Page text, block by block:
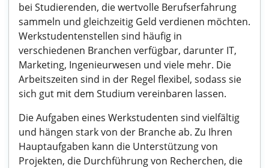
bei Studierenden, die wertvolle Berufserfahrung
sammeln und gleichzeitig Geld verdienen möchten.
Werkstudentenstellen sind häufig in
verschiedenen Branchen verfügbar, darunter IT,
Marketing, Ingenieurwesen und viele mehr. Die
Arbeitszeiten sind in der Regel flexibel, sodass sie
sich gut mit dem Studium vereinbaren lassen.
Die Aufgaben eines Werkstudenten sind vielfältig
und hängen stark von der Branche ab. Zu Ihren
Hauptaufgaben kann die Unterstützung von
Projekten, die Durchführung von Recherchen, die